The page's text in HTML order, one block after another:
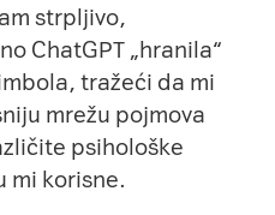
strpljivo,
ChatGPT „hranila“
tražeći da mi
mrežu pojmova
psihološke
mi korisne.